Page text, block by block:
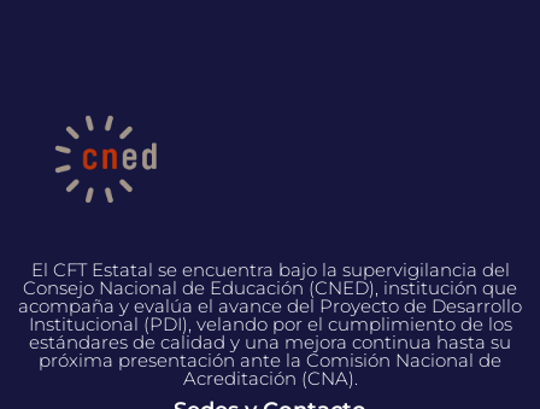
El CFT Estatal se encuentra bajo la supervigilancia del
Consejo Nacional de Educación (CNED), institución que
acompaña y evalúa el avance del Proyecto de Desarrollo
Institucional (PDI), velando por el cumplimiento de los
estándares de calidad y una mejora continua hasta su
próxima presentación ante la Comisión Nacional de
Acreditación (CNA).